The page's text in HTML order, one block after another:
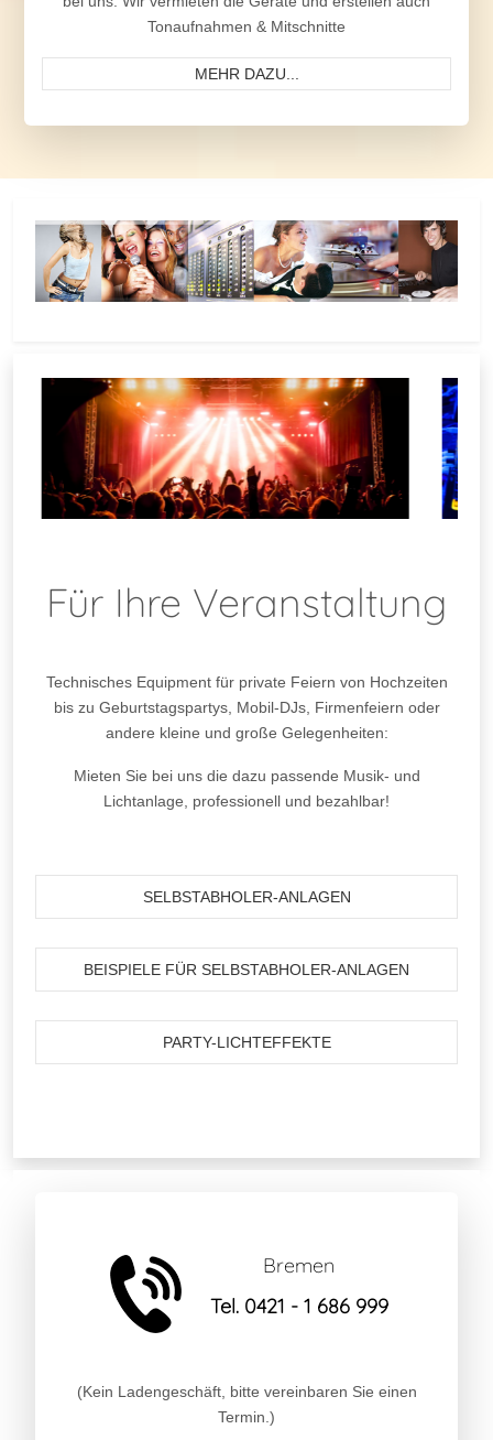
Tonaufnahmen & Mitschnitte
MEHR DAZU...
Für Ihre Veranstaltung
Technisches Equipment für private Feiern von Hochzeiten
bis zu Geburtstagspartys, Mobil-DJs, Firmenfeiern oder
andere kleine und große Gelegenheiten:
Mieten Sie bei uns die dazu passende Musik- und
Lichtanlage, professionell und bezahlbar!
SELBSTABHOLER-ANLAGEN
BEISPIELE FÜR SELBSTABHOLER-ANLAGEN
PARTY-LICHTEFFEKTE
Bremen
Tel. 0421 - 1 686 999
(Kein Ladengeschäft, bitte vereinbaren Sie einen
Termin.)